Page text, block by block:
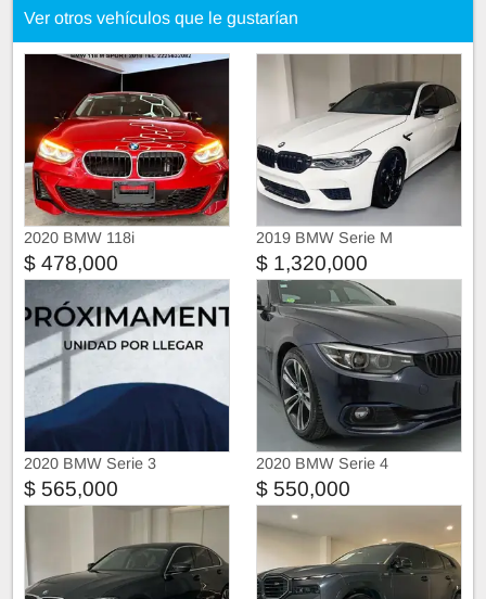
Ver otros vehículos que le gustarían
2020 BMW 118i
$ 478,000
2019 BMW Serie M
$ 1,320,000
2020 BMW Serie 3
$ 565,000
2020 BMW Serie 4
$ 550,000